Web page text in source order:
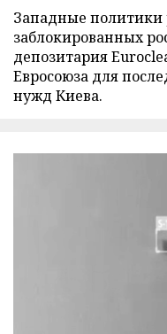
Западные политики
заблокированных
депозитария
Евросоюза для
нужд Киева.